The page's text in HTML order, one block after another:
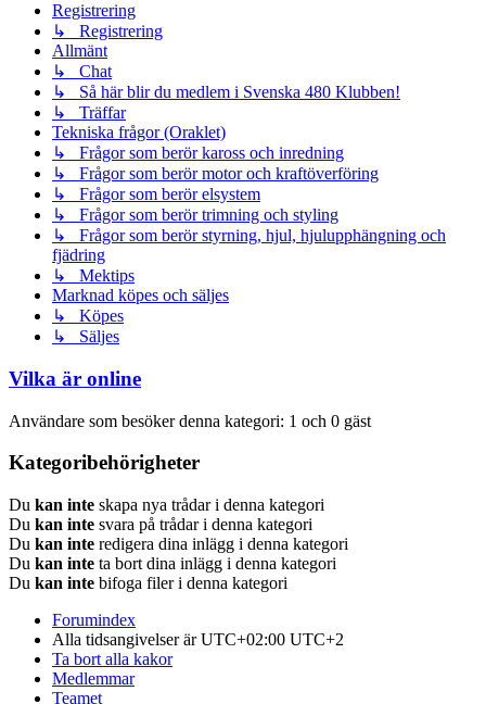
Registrering
↳ Registrering
Allmänt
↳ Chat
↳ Så här blir du medlem i Svenska 480 Klubben!
↳ Träffar
Tekniska frågor (Oraklet)
↳ Frågor som berör kaross och inredning
↳ Frågor som berör motor och kraftöverföring
↳ Frågor som berör elsystem
↳ Frågor som berör trimning och styling
↳ Frågor som berör styrning, hjul, hjulupphängning och
fjädring
↳ Mektips
Marknad köpes och säljes
↳ Köpes
↳ Säljes
Vilka är online
Användare som besöker denna kategori: 1 och 0 gäst
Kategoribehörigheter
Du kan inte skapa nya trådar i denna kategori
Du kan inte svara på trådar i denna kategori
Du kan inte redigera dina inlägg i denna kategori
Du kan inte ta bort dina inlägg i denna kategori
Du kan inte bifoga filer i denna kategori
Forumindex
Alla tidsangivelser är UTC+02:00 UTC+2
Ta bort alla kakor
Medlemmar
Teamet